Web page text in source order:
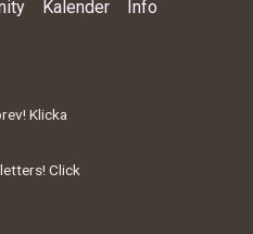
Kalender Info
Klicka
Click